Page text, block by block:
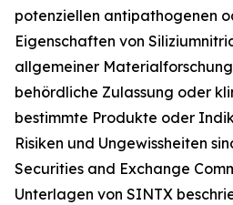
potenziellen antipathogenen
Eigenschaften von
allgemeiner
behördliche Zulassung oder
bestimmte Produkte oder
Risiken und Ungewissheiten
Securities and Exchange
Unterlagen von SINTX